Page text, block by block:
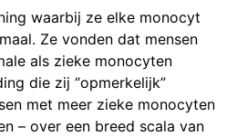
waarbij ze elke monocyt
Ze vonden dat mensen
als zieke monocyten
die zij “opmerkelijk”
met meer zieke monocyten
– over een breed scala van